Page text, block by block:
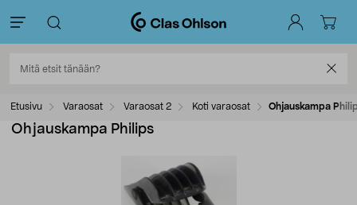
Etusivu Varaosat Varaosat 2 Koti varaosat Ohjauskampa
Ohjauskampa Philips